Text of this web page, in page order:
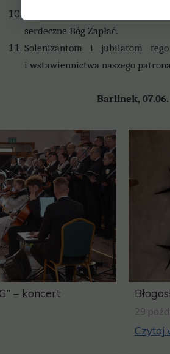
Za wszelkie dobro, modlitwy,
serdeczne Bóg Zapłać.
Solenizantom i jubilatom
i wstawiennictwa naszego
Barlinek,
– koncert
29
Czytaj